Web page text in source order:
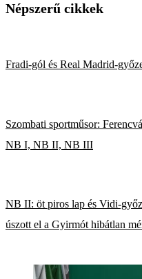
Népszerű cikkek
Fradi-gól és Real Madrid-
Szombati sportműsor:
NB I, NB II, NB III
NB II: öt piros lap és Vidi-
úszott el a Gyirmót hibátlan